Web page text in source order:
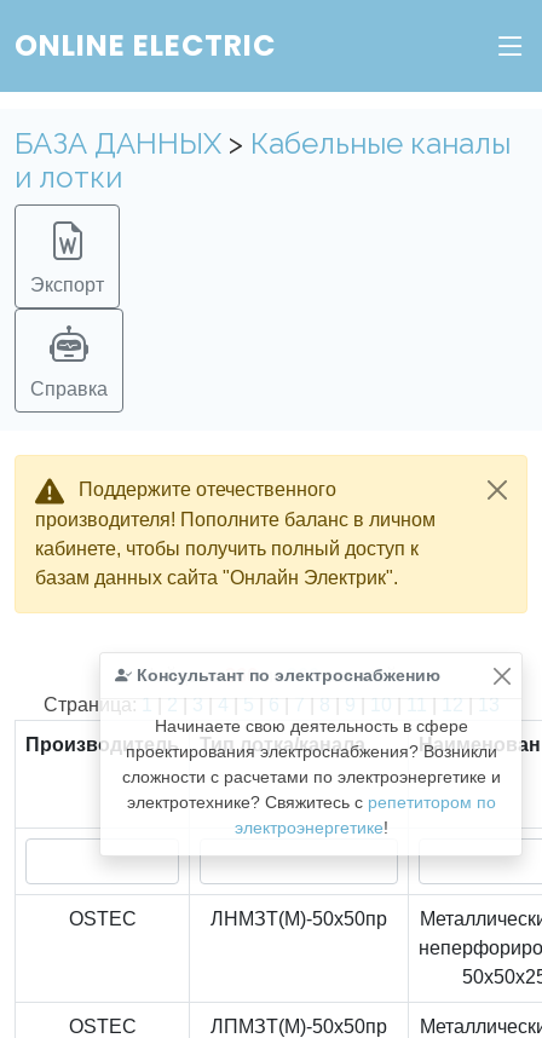
ONLINE ELECTRIC
БАЗА ДАННЫХ > Кабельные каналы
и лотки
Экспорт
Справка
Поддержите отечественного
производителя! Пополните баланс в личном
кабинете, чтобы получить полный доступ к
базам данных сайта "Онлайн Электрик".
Консультант по электроснабжению
Начинаете свою деятельность в сфере
проектирования электроснабжения? Возникли
сложности с расчетами по электроэнергетике и
электротехнике? Свяжитесь с репетитором по
электроэнергетике!
Найдено366из366записей.
Страница: 1 | 2 | 3 | 4 | 5 | 6 | 7 | 8 | 9 | 10 | 11 | 12 | 13
Производитель
Тип лотка/канала
OSTEC ЛНМЗТ(М)-50x50пр
OSTEC ЛПМЗТ(М)-50x50пр